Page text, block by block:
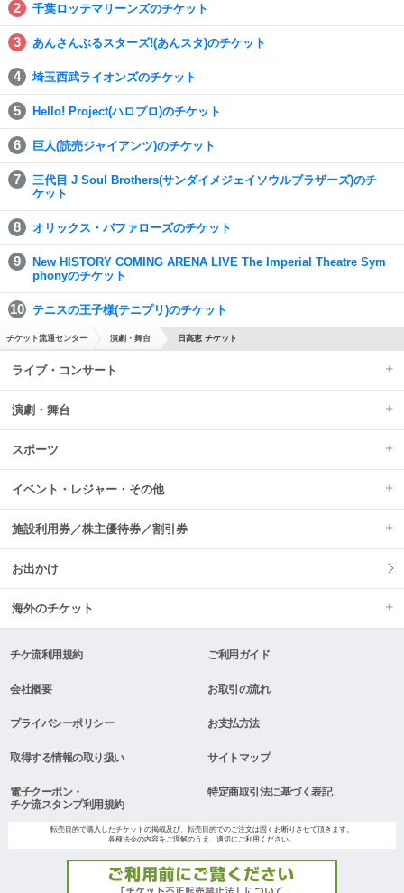
千葉ロッテマリーンズのチケット
あんさんぶるスターズ!(あんスタ)のチケット
埼玉西武ライオンズのチケット
Hello! Project(ハロプロ)のチケット
巨人(読売ジャイアンツ)のチケット
三代目 J Soul Brothers(サンダイメジェイソウルブラザーズ)のチ
ケット
オリックス・バファローズのチケット
New HISTORY COMING ARENA LIVE The Imperial Theatre Sym
phonyのチケット
テニスの王子様(テニプリ)のチケット
チケット流通センター 演劇・舞台 日高恵 チケット
ライブ・コンサート
演劇・舞台
スポーツ
イベント・レジャー・その他
施設利用券／株主優待券／割引券
お出かけ
海外のチケット
チケ流利用規約 ご利用ガイド
会社概要 お取引の流れ
プライバシーポリシー お支払方法
取得する情報の取り扱い サイトマップ
電子クーポン・
チケ流スタンプ利用規約
特定商取引法に基づく表記
転売目的で購入したチケットの掲載及び、転売目的でのご注文は固くお断りさせて頂きます。
各種法令の内容をご理解のうえ、適切にご利用ください。